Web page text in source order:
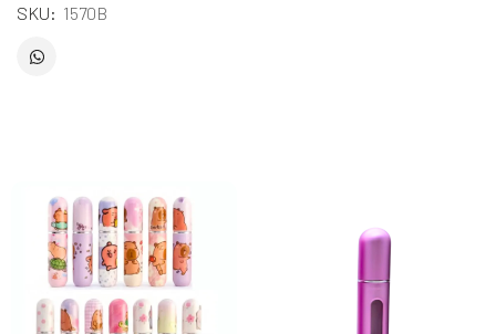
SKU: 1570B